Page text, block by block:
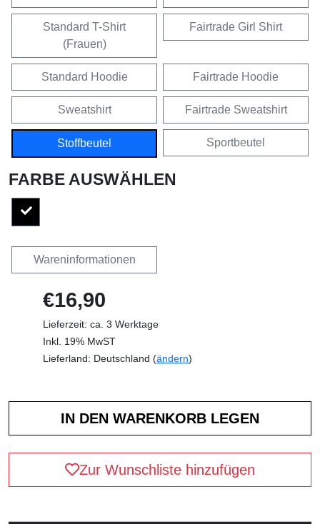
Standard T-Shirt
(Frauen)
Fairtrade Girl Shirt
Standard Hoodie Fairtrade Hoodie
Sweatshirt Fairtrade Sweatshirt
Stoffbeutel Sportbeutel
FARBE AUSWÄHLEN
Wareninformationen
€16,90
Lieferzeit: ca. 3 Werktage
Inkl. 19% MwST
Lieferland: Deutschland (ändern)
Zur Wunschliste hinzufügen